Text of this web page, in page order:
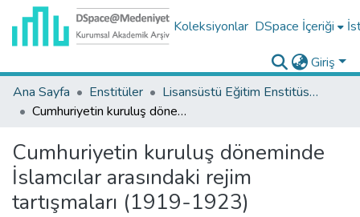
Koleksiyonlar DSpace İçeriği
Giriş
Ana Sayfa
Enstitüler
Lisansüstü Eğitim Enstitüsü Tez Koleksiyonu
Cumhuriyetin kuruluş döneminde İslamcılar arasındaki rejim tartışmaları (1919-1923)
Cumhuriyetin kuruluş döneminde
İslamcılar arasındaki rejim
tartışmaları (1919-1923)